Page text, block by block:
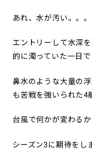
あれ、水が汚い。。。
エントリーして水深
的に濁っていた一日で
鼻水のような大量の
も苦戦を強いられた4
台風で何かが変わるか
シーズン3に期待をし